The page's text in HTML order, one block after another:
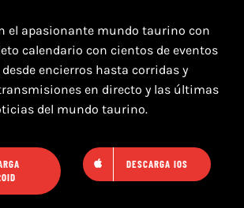
7 Y 8 DE AGOSTO 2026
el apasionante mundo taurino con
calendario con cientos de eventos
encierros hasta corridas y
en directo y las últimas
del mundo taurino.
DESCARGA IOS